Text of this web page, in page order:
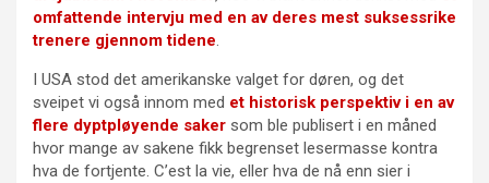
omfattende intervju med en av deres mest suksessrike
trenere gjennom tidene.
I USA stod det amerikanske valget for døren, og det
sveipet vi også innom med et historisk perspektiv i en av
flere dyptpløyende saker som ble publisert i en måned
hvor mange av sakene fikk begrenset lesermasse kontra
hva de fortjente. C’est la vie, eller hva de nå enn sier i